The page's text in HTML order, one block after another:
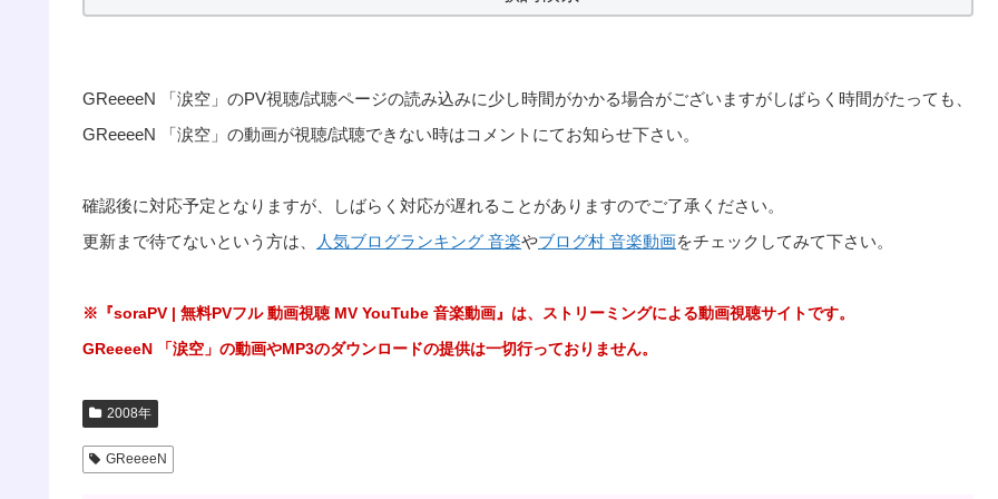
GReeeeN 「涙空」のPV視聴/試聴ページの読み込みに少し時間がかかる場合がございますがしばらく時間がたっても、
GReeeeN 「涙空」の動画が視聴/試聴できない時はコメントにてお知らせ下さい。
確認後に対応予定となりますが、しばらく対応が遅れることがありますのでご了承ください。
更新まで待てないという方は、
人気ブログランキング 音楽やブログ村 音楽動画をチェックしてみて下さい。
※『soraPV | 無料PVフル 動画視聴 MV YouTube 音楽動画』は、ストリーミングによる動画視聴サイトです。
GReeeeN 「涙空」の動画やMP3のダウンロードの提供は一切行っておりません。
2008年
GReeeeN